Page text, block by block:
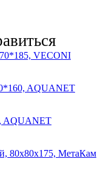
VECONI
AQUANET
AQUANET
80х80х175, МетаКам